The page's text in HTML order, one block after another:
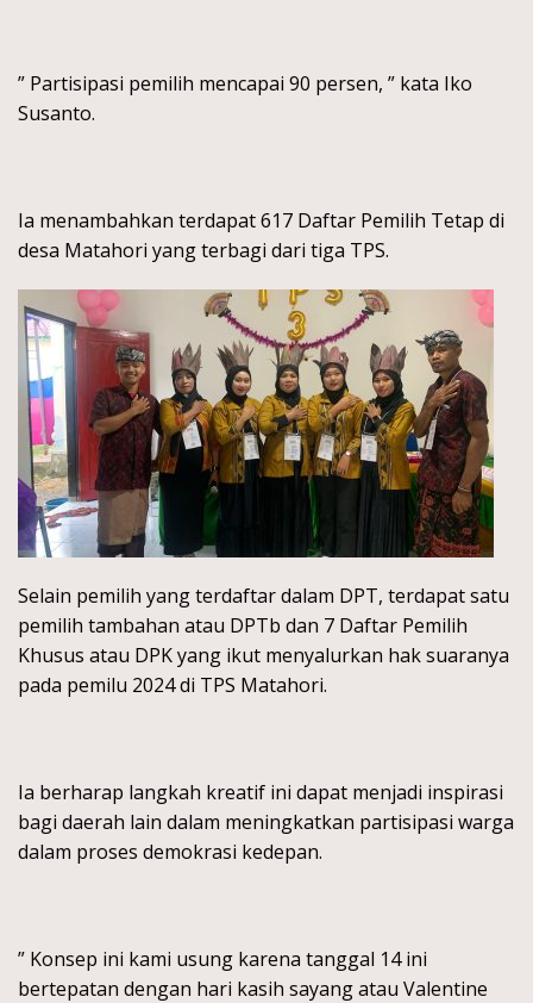
” Partisipasi pemilih mencapai 90 persen, ” kata Iko
Susanto.
Ia menambahkan terdapat 617 Daftar Pemilih Tetap di
desa Matahori yang terbagi dari tiga TPS.
Selain pemilih yang terdaftar dalam DPT, terdapat satu
pemilih tambahan atau DPTb dan 7 Daftar Pemilih
Khusus atau DPK yang ikut menyalurkan hak suaranya
pada pemilu 2024 di TPS Matahori.
Ia berharap langkah kreatif ini dapat menjadi inspirasi
bagi daerah lain dalam meningkatkan partisipasi warga
dalam proses demokrasi kedepan.
” Konsep ini kami usung karena tanggal 14 ini
bertepatan dengan hari kasih sayang atau Valentine